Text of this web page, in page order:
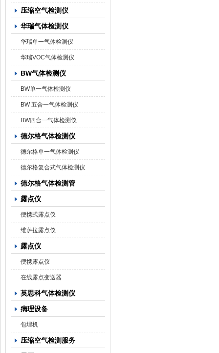
压缩空气检测仪
华瑞气体检测仪
华瑞单一气体检测仪
华瑞VOC气体检测仪
BW气体检测仪
BW单一气体检测仪
BW 五合一气体检测仪
BW四合一气体检测仪
德尔格气体检测仪
德尔格单一气体检测仪
德尔格复合式气体检测仪
德尔格气体检测管
露点仪
便携式露点仪
维萨拉露点仪
露点仪
便携露点仪
在线露点变送器
英思科气体检测仪
病理设备
包埋机
压缩空气检测服务